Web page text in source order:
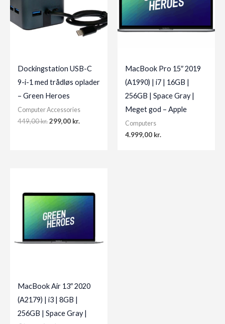
Dockingstation USB-C
9-i-1 med trådløs oplader
– Green Heroes
Computer Accessories
449,00kr.Original
299,00 kr.
MacBook Pro 15″ 2019
(A1990) | i7 | 16GB |
256GB | Space Gray |
Meget god – Apple
Computers
4.999,00 kr.
MacBook Air 13″ 2020
(A2179) | i3 | 8GB |
256GB | Space Gray |